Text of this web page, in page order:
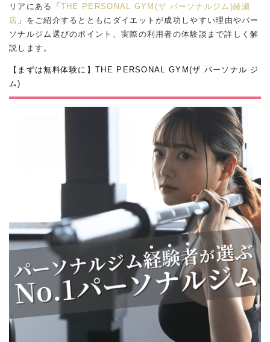
リアにある「 THE PERSONAL GYM(ザ パーソナルジム)綾瀬
店 」をご紹介するとともにダイエットが成功しやすい理由やパー
ソナルジム選びのポイント、実際の利用者の体験談まで詳しく解
説します。
【まずは無料体験に】THE PERSONAL GYM(ザ パーソナル ジ
ム)